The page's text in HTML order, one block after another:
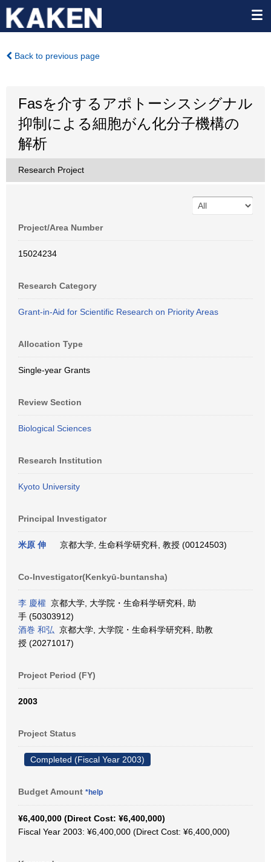
Back to previous page
Fasを介するアポトーシスシグナル
抑制による細胞がん化分子機構の
解析
Research Project
Project/Area Number
15024234
Research Category
Grant-in-Aid for Scientific Research on Priority Areas
Allocation Type
Single-year Grants
Review Section
Biological Sciences
Research Institution
Kyoto University
Principal Investigator
米原 伸 京都大学, 生命科学研究科, 教授 (00124503)
Co-Investigator(Kenkyū-buntansha)
李 慶權 京都大学, 大学院・生命科学研究科, 助
手 (50303912)
酒巻 和弘 京都大学, 大学院・生命科学研究科, 助教
授 (20271017)
Project Period (FY)
2003
Project Status
Completed (Fiscal Year 2003)
Budget Amount *help
¥6,400,000 (Direct Cost: ¥6,400,000)
Fiscal Year 2003: ¥6,400,000 (Direct Cost: ¥6,400,000)